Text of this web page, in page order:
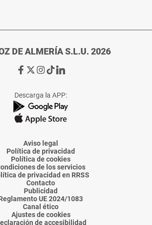
DE ALMERÍA S.L.U. 2026
Ir
de
La
Voz
Almería
Ir
de
La
Voz
Almería
Ir
de
La
Voz
Almería
Ir
de
La
Voz
Almería
Ir
de
La
Voz
Descarga la APP:
Aviso legal
Política de privacidad
Política de cookies
de los servicios
de privacidad en RRSS
Contacto
Publicidad
UE 2024/1083
Canal ético
Ajustes de cookies
de accesibilidad